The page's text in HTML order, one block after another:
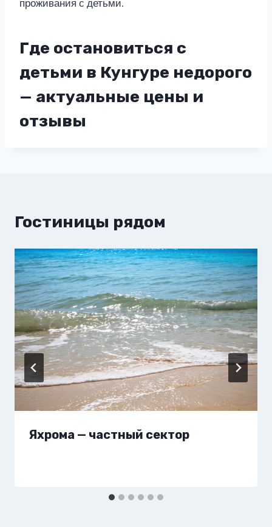
проживания с детьми.
Где остановиться с
детьми в Кунгуре недорого
— актуальные цены и
отзывы
Гостиницы рядом
Яхрома — частный сектор